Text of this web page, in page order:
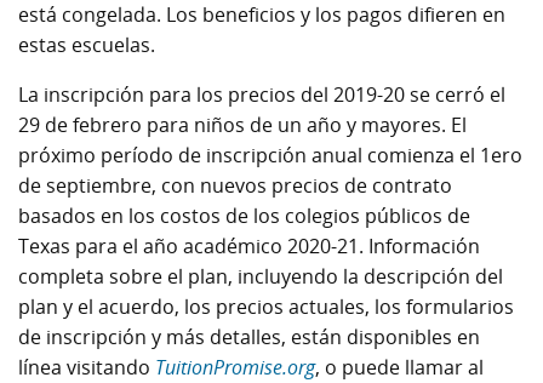
está congelada. Los beneficios y los pagos difieren en
estas escuelas.
La inscripción para los precios del 2019-20 se cerró el
29 de febrero para niños de un año y mayores. El
próximo período de inscripción anual comienza el 1ero
de septiembre, con nuevos precios de contrato
basados en los costos de los colegios públicos de
Texas para el año académico 2020-21. Información
completa sobre el plan, incluyendo la descripción del
plan y el acuerdo, los precios actuales, los formularios
de inscripción y más detalles, están disponibles en
línea visitando TuitionPromise.org, o puede llamar al